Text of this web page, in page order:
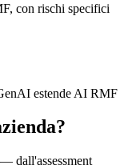
con rischi specifici
estende AI RMF
dall'assessment